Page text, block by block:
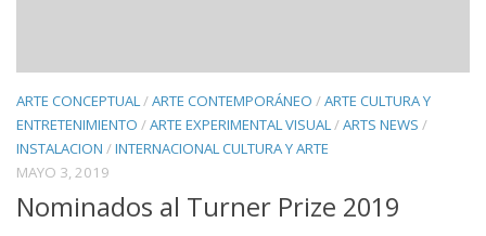
ARTE CONCEPTUAL/ARTE CONTEMPORÁNEO /ARTE CULTURA Y
ENTRETENIMIENTO /ARTE EXPERIMENTAL VISUAL/ARTS NEWS /
INSTALACION /INTERNACIONAL CULTURA Y ARTE
MAYO 3, 2019
Nominados al Turner Prize 2019